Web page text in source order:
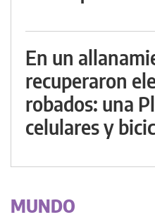
En un
recuperaron
robados: una
celulares y
MUNDO